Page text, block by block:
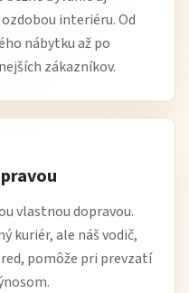
interiéru. Od
nábytku až po
zákazníkov.
vlastnou dopravou.
kuriér, ale náš vodič,
pomôže pri prevzatí